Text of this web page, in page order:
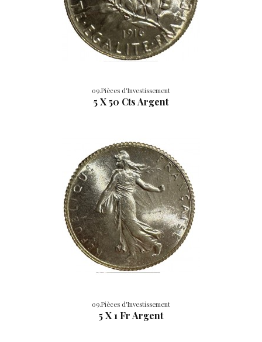
09.Pièces d'Investissement
5 X 50 Cts Argent
09.Pièces d'Investissement
5 X 1 Fr Argent